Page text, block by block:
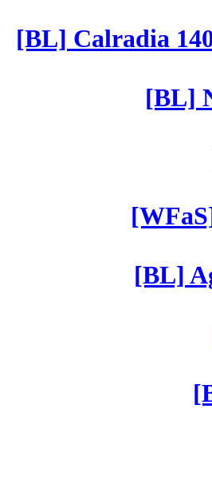
[BL] Calradia
[BL]
[BL]